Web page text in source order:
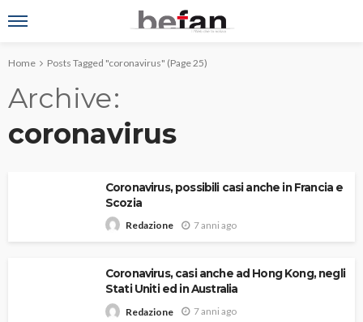
Home Posts Tagged "coronavirus" (Page 25)
Archive
coronavirus
Coronavirus, possibili casi anche in Francia e
Scozia
Redazione 7 anni ago
Coronavirus, casi anche ad Hong Kong, negli
Stati Uniti ed in Australia
Redazione 7 anni ago